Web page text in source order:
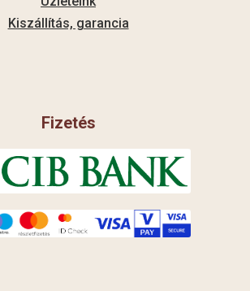
Kiszállítás, garancia
Fizetés